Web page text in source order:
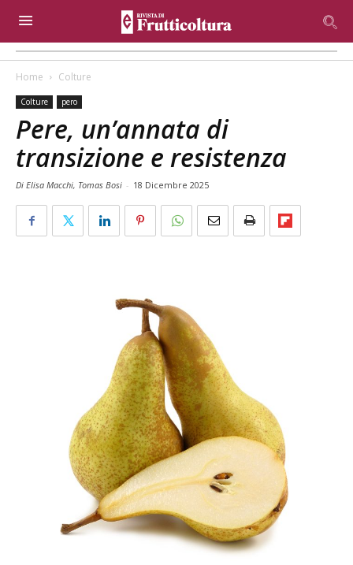
Home Colture
Colture pero
Pere, un’annata di
transizione e resistenza
Di Elisa Macchi, Tomas Bosi - 18 Dicembre 2025